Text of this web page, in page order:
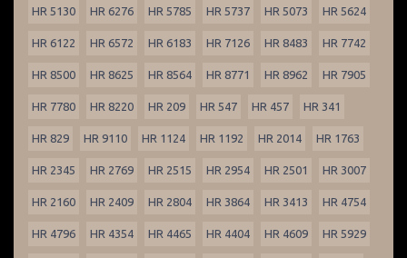
HR 5130 HR 6276 HR 5785 HR 5737 HR 5073 HR 5624
HR 6122 HR 6572 HR 6183 HR 7126 HR 8483 HR 7742
HR 8500 HR 8625 HR 8564 HR 8771 HR 8962 HR 7905
HR 7780 HR 8220 HR 209 HR 547 HR 457 HR 341
HR 829 HR 9110 HR 1124 HR 1192 HR 2014 HR 1763
HR 2345 HR 2769 HR 2515 HR 2954 HR 2501 HR 3007
HR 2160 HR 2409 HR 2804 HR 3864 HR 3413 HR 4754
HR 4796 HR 4354 HR 4465 HR 4404 HR 4609 HR 5929